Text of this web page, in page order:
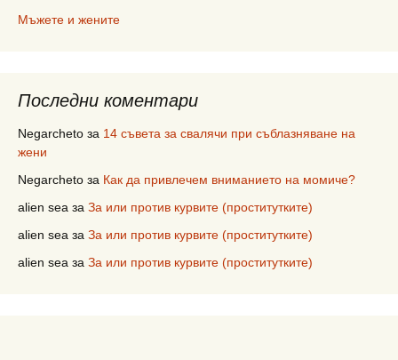
Мъжете и жените
Последни коментари
Negarcheto за 14 съвета за свалячи при съблазняване на
жени
Negarcheto за Как да привлечем вниманието на момиче?
alien sea за За или против курвите (проститутките)
alien sea за За или против курвите (проститутките)
alien sea за За или против курвите (проститутките)